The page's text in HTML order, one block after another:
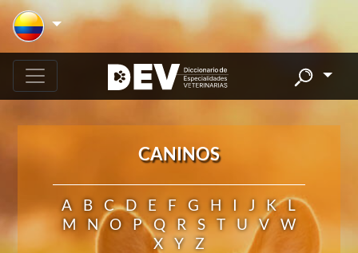
CANINOS
A B C D E F G H I J K
L
M
N O P Q R S T U V
W
X
Y Z